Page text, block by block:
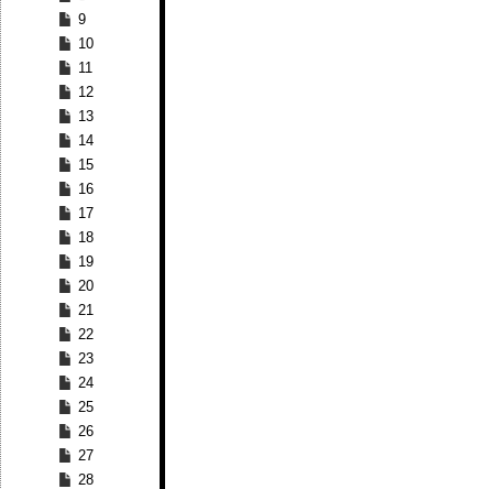
9
10
11
12
13
14
15
16
17
18
19
20
21
22
23
24
25
26
27
28